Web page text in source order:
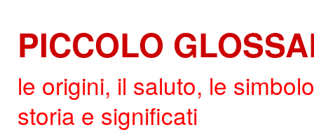
PICCOLO
le origini, il saluto, le
storia e significati